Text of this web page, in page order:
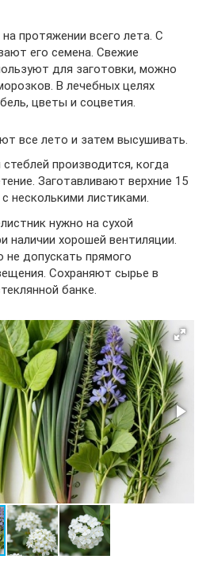
протяжении всего лета. С
его семена. Свежие
для заготовки, можно
В лечебных целях
цветы и соцветия.
все лето и затем высушивать.
производится, когда
Заготавливают верхние 15
несколькими листиками.
нужно на сухой
наличии хорошей вентиляции.
не допускать прямого
Сохраняют сырье в
банке.